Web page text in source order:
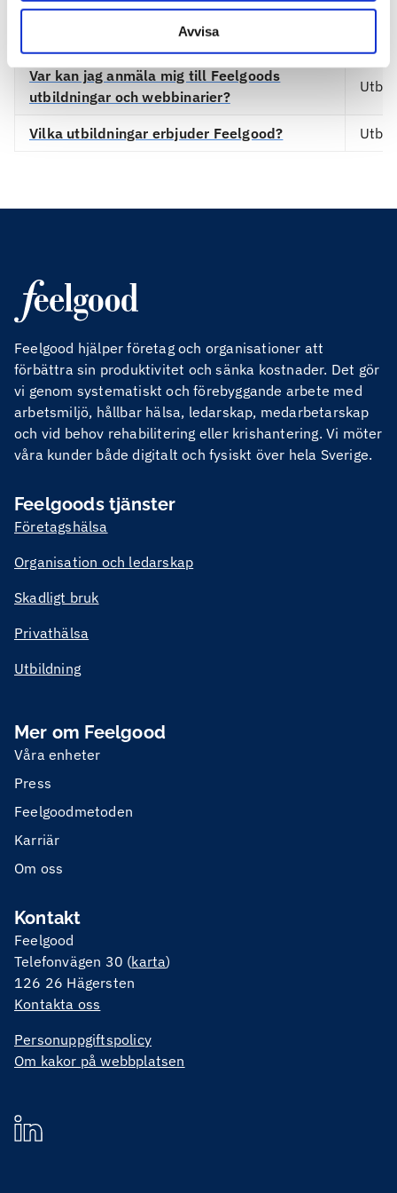
Avvisa
Vilka tjänster erbjuder Feelgood?
Var kan jag anmäla mig till Feelgoods
utbildningar och webbinarier?
Vilka utbildningar erbjuder Feelgood?
Feelgood hjälper företag och organisationer att
förbättra sin produktivitet och sänka kostnader. Det gör
vi genom systematiskt och förebyggande arbete med
arbetsmiljö, hållbar hälsa, ledarskap, medarbetarskap
och vid behov rehabilitering eller krishantering. Vi möter
våra kunder både digitalt och fysiskt över hela Sverige.
Feelgoods tjänster
Företagshälsa
Organisation och ledarskap
Skadligt bruk
Privathälsa
Utbildning
Mer om Feelgood
Våra enheter
Press
Feelgoodmetoden
Karriär
Om oss
Kontakt
Feelgood
Telefonvägen 30 (karta)
126 26 Hägersten
Kontakta oss
Personuppgiftspolicy
Om kakor på webbplatsen